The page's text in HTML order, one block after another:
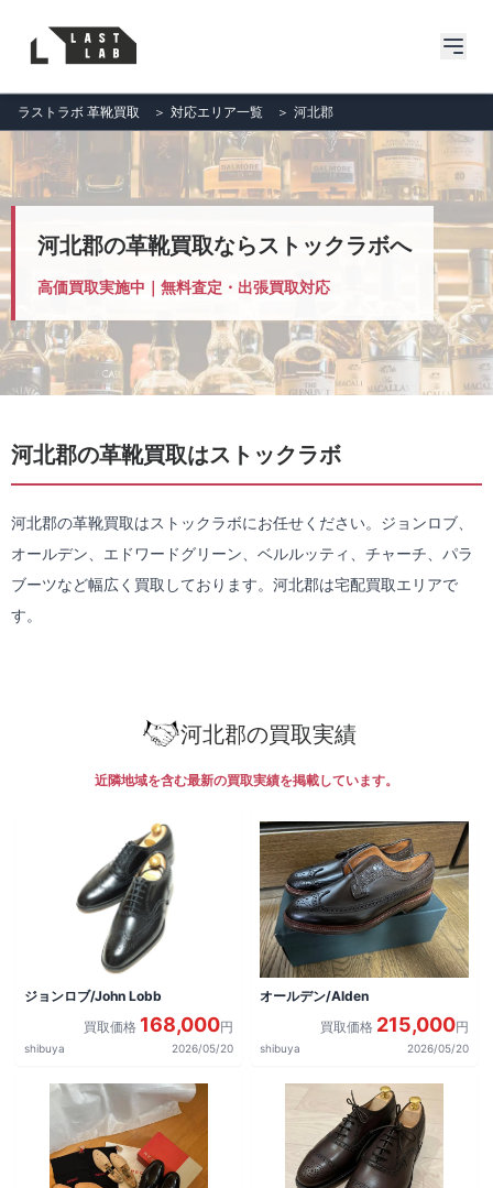
ラストラボ 革靴買取 ＞ 対応エリア一覧 ＞ 河北郡
河北郡の革靴買取ならストックラボへ
高価買取実施中｜無料査定・出張買取対応
河北郡の革靴買取はストックラボ
河北郡の革靴買取はストックラボにお任せください。ジョンロブ、
オールデン、エドワードグリーン、ベルルッティ、チャーチ、パラ
ブーツなど幅広く買取しております。河北郡は宅配買取エリアで
す。
河北郡の買取実績
近隣地域を含む最新の買取実績を掲載しています。
ジョンロブ/John Lobb
買取価格 168,000円
shibuya 2026/05/20
オールデン/Alden
買取価格 215,000円
shibuya 2026/05/20